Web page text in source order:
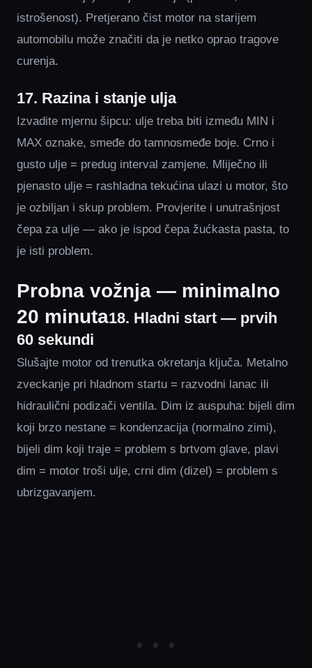
istrošenost). Pretjerano čist motor na starijem
automobilu može značiti da je netko oprao tragove
curenja.
17. Razina i stanje ulja
Izvadite mjernu šipcu: ulje treba biti između MIN i
MAX oznake, smeđe do tamnosmeđe boje. Crno i
gusto ulje = predug interval zamjene. Mliječno ili
pjenasto ulje = rashladna tekućina ulazi u motor, što
je ozbiljan i skup problem. Provjerite i unutrašnjost
čepa za ulje — ako je ispod čepa žućkasta pasta, to
je isti problem.
Probna vožnja — minimalno
20 minuta18. Hladni start — prvih
60 sekundi
Slušajte motor od trenutka okretanja ključa. Metalno
zveckanje pri hladnom startu = razvodni lanac ili
hidraulični podizači ventila. Dim iz auspuha: bijeli dim
koji brzo nestane = kondenzacija (normalno zimi),
bijeli dim koji traje = problem s brtvom glave, plavi
dim = motor troši ulje, crni dim (dizel) = problem s
ubrizgavanjem.